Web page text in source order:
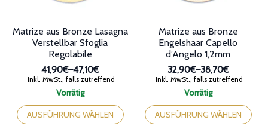
Vorrätig
Matrize aus Bronze Lasagna
Verstellbar Sfoglia
Regolabile
41,90€–47,10€
Preisspanne:
41,90€
47,10€
inkl. MwSt., falls zutreffend
AUSFÜHRUNG WÄHLEN
Dieses
Produkt
weist
Vorrätig
Matrize aus Bronze
Engelshaar Capello
d’Angelo 1,2mm
32,90€–38,70€
Preisspanne:
32,90€
38,70€
inkl. MwSt., falls zutreffend
AUSFÜHRUNG WÄHLEN
Dieses
Produkt
weist